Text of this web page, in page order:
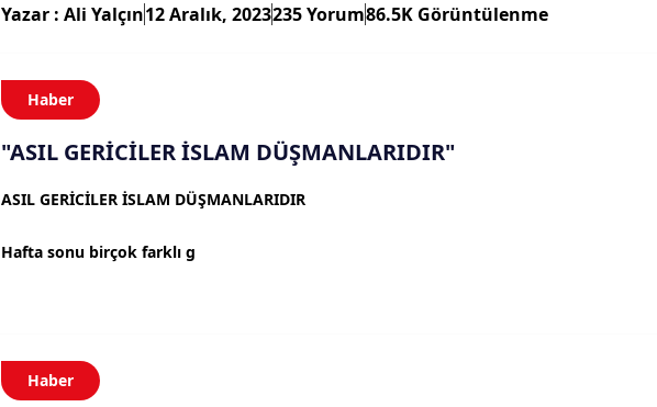
Yazar : Ali Yalçın12 Aralık, 2023235 Yorum86.5K Görüntülenme
Haber
"ASIL GERİCİLER İSLAM DÜŞMANLARIDIR"
ASIL GERİCİLER İSLAM DÜŞMANLARIDIR
Hafta sonu birçok farklı g
Haber